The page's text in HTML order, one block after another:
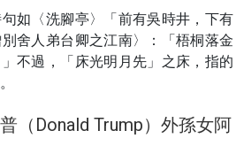
如〈洗腳亭〉「前有吳時井，下有
舍人弟台卿之江南〉：「梧桐落金
不過，「床光明月先」之床，指的
（Donald Trump）外孫女阿